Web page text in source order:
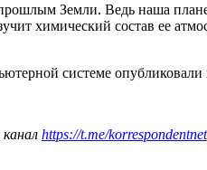
Земли. Ведь наша
химический состав ее
системе
https://t.me/korrespondentnet